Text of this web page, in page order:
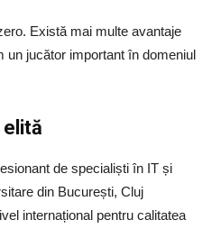
Există mai multe avantaje
un jucător important în domeniul
elită
de specialiști în IT și
din București, Cluj
internațional pentru calitatea